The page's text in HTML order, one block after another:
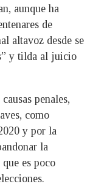
aunque ha
de
altavoz desde se
y tilda al juicio
penales,
como
y por la
la
es poco